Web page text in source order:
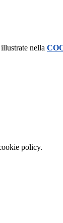
nella
policy.